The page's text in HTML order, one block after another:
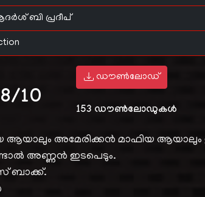
ബി പ്രദീപ്
10
ഡൗൺലോഡ്
153 ഡൗൺലോഡുകൾ
ആയാലും അമേരിക്കൻ മാഫിയ ആയാലും
അണ്ണൻ ഇടപെടും.
ബാക്ക്.